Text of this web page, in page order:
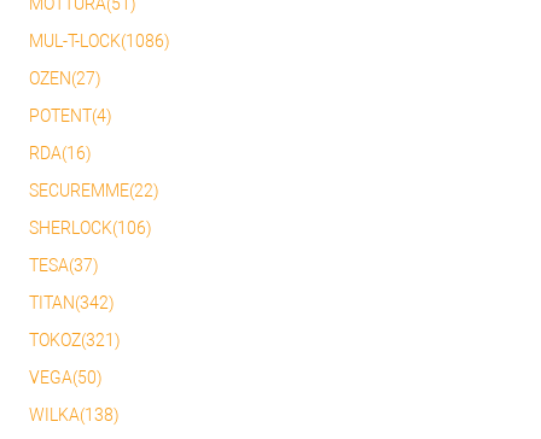
MUL-T-LOCK(1086)
OZEN(27)
POTENT(4)
RDA(16)
SECUREMME(22)
SHERLOCK(106)
TESA(37)
TITAN(342)
TOKOZ(321)
VEGA(50)
WILKA(138)